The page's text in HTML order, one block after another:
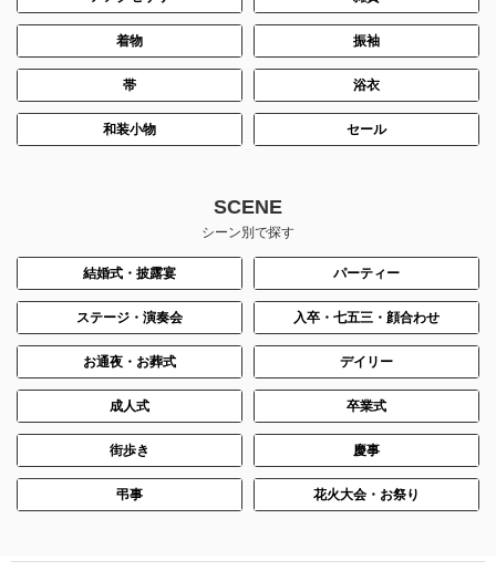
身長：160cm 身長：144cm
身長：155cm 身長：166cm
着物 振袖
帯 浴衣
和装小物 セール
SCENE
シーン別で探す
結婚式・披露宴 パーティー
ステージ・演奏会 入卒・七五三・顔合わせ
お通夜・お葬式 デイリー
成人式 卒業式
街歩き 慶事
弔事 花火大会・お祭り